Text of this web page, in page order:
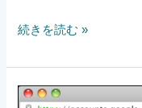
続きを読む »
Gmail